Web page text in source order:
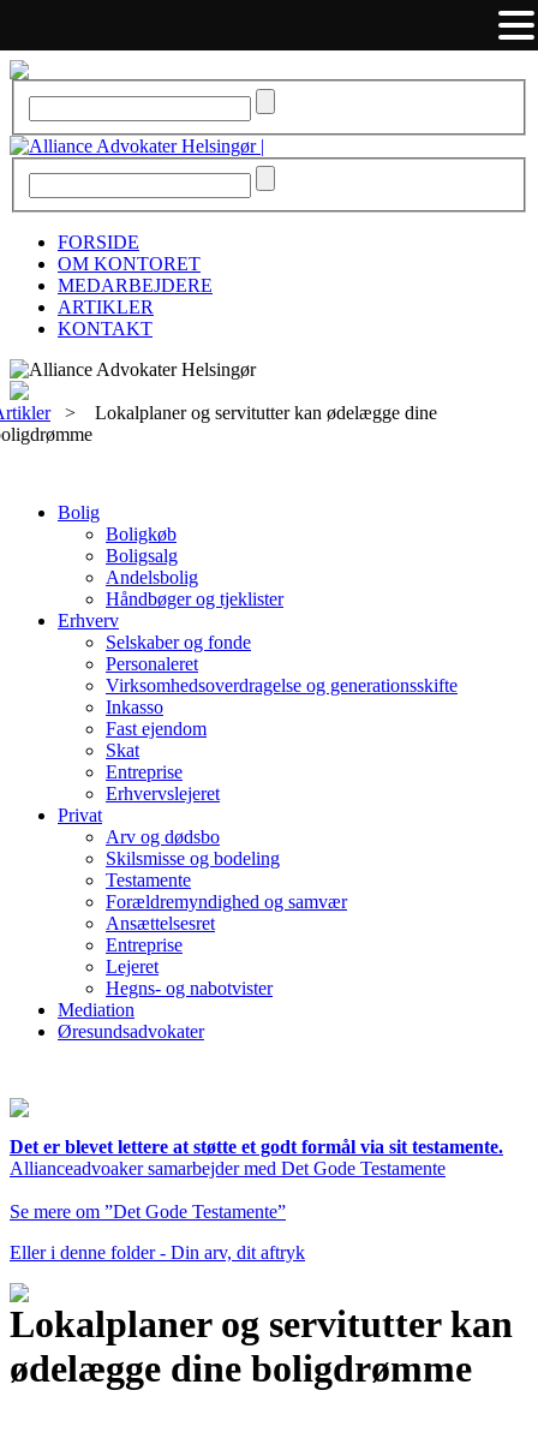
FORSIDE
OM KONTORET
MEDARBEJDERE
ARTIKLER
KONTAKT
> Lokalplaner og servitutter kan ødelægge dine
Bolig
Boligkøb
Boligsalg
Andelsbolig
Håndbøger og tjeklister
Erhverv
Selskaber og fonde
Personaleret
Virksomhedsoverdragelse og generationsskifte
Inkasso
Fast ejendom
Skat
Entreprise
Erhvervslejeret
Privat
Arv og dødsbo
Skilsmisse og bodeling
Testamente
Forældremyndighed og samvær
Ansættelsesret
Entreprise
Lejeret
Hegns- og nabotvister
Mediation
Øresundsadvokater
Det er blevet lettere at støtte et godt formål via sit testamente.
Allianceadvoaker samarbejder med Det Gode Testamente
Se mere om ”Det Gode Testamente”
Eller i denne folder - Din arv, dit aftryk
Lokalplaner og servitutter kan
ødelægge dine boligdrømme